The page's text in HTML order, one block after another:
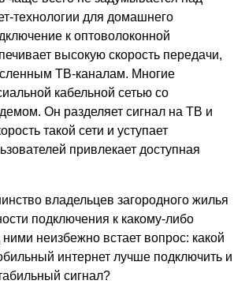
технологии для домашнего
к оптоволоконной
высокую скорость передачи,
ТВ-каналам. Многие
кабельной сетью со
Он разделяет сигнал на ТВ и
такой сети и уступает
привлекает доступная
владельцев загородного жилья
подключения к какому-либо
неизбежно встает вопрос: какой
интернет лучше подключить и
сигнал?